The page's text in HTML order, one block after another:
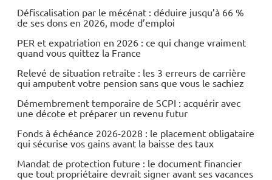
Défiscalisation par le mécénat : déduire jusqu’à 66 %
de ses dons en 2026, mode d’emploi
PER et expatriation en 2026 : ce qui change vraiment
quand vous quittez la France
Relevé de situation retraite : les 3 erreurs de carrière
qui amputent votre pension sans que vous le sachiez
Démembrement temporaire de SCPI : acquérir avec
une décote et préparer un revenu futur
Fonds à échéance 2026-2028 : le placement obligataire
qui sécurise vos gains avant la baisse des taux
Mandat de protection future : le document financier
que tout propriétaire devrait signer avant ses vacances